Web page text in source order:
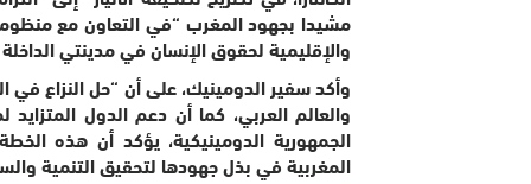
مشيدا بجهود المغرب “في التعاون مع
والإقليمية لحقوق الإنسان في مدينتي
وأكد سفير الدومينيك، على أن “حل النزاع
والعالم العربي، كما أن دعم الدول
الجمهورية الدومينيكية، يؤكد أن هذه
المغربية في بذل جهودها لتحقيق التنمية